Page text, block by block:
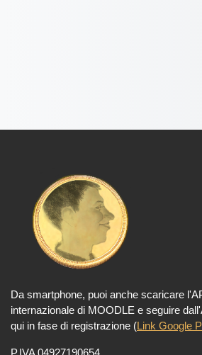
Da smartphone, puoi anche scaricare
internazionale di MOODLE e seguire
qui in fase di registrazione (Link Google